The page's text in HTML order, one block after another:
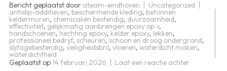
Bericht geplaatst door ateam-eindhoven Uncategorized
antislip-additieven, beschermende kleding, betonnen
keldermuren, chemicaliën bestendig, duurzaamheid,
effectiviteit, gelijkmatig aanbrengen epoxy op v,
handschoenen, hechting epoxy, kelder epoxy, lekken,
professioneel bedrijf, scheuren, schoon en droog ondergrond,
slijtagebestendig, veiligheidsbril, vloeren, waterdicht maken,
waterdichtheid
Geplaatst op 14 februari 2026 Laat een reactie achter